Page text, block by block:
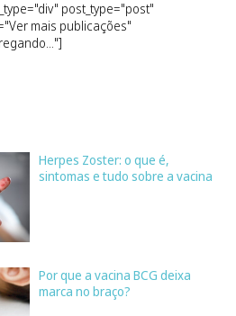
post_type="post"
mais publicações"
Herpes Zoster: o que é,
sintomas e tudo sobre a vacina
Por que a vacina BCG deixa
marca no braço?